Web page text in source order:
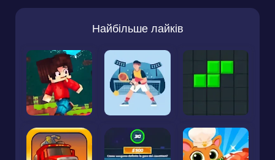
Найбільше лайків